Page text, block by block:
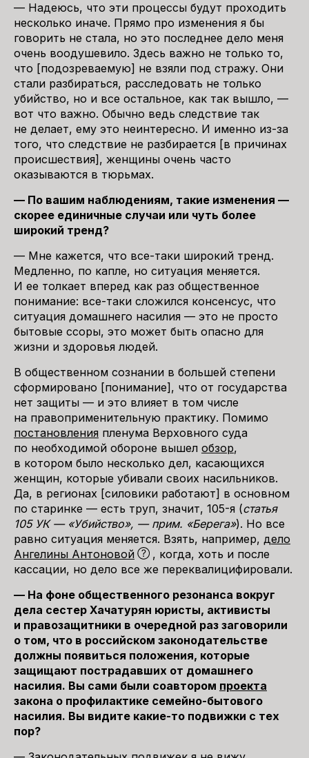
— Надеюсь, что эти процессы будут проходить
несколько иначе. Прямо про изменения я бы
говорить не стала, но это последнее дело меня
очень воодушевило. Здесь важно не только то,
что [подозреваемую] не взяли под стражу. Они
стали разбираться, расследовать не только
убийство, но и все остальное, как так вышло, —
вот что важно. Обычно ведь следствие так
не делает, ему это неинтересно. И именно из-за
того, что следствие не разбирается [в причинах
происшествия], женщины очень часто
оказываются в тюрьмах.
— По вашим наблюдениям, такие изменения —
скорее единичные случаи или чуть более
широкий тренд?
— Мне кажется, что все-таки широкий тренд.
Медленно, по капле, но ситуация меняется.
И ее толкает вперед как раз общественное
понимание: все-таки сложился консенсус, что
ситуация домашнего насилия — это не просто
бытовые ссоры, это может быть опасно для
жизни и здоровья людей.
В общественном сознании в большей степени
сформировано [понимание], что от государства
нет защиты — и это влияет в том числе
на правоприменительную практику. Помимо
постановления пленума Верховного суда
по необходимой обороне вышел обзор,
в котором было несколько дел, касающихся
женщин, которые убивали своих насильников.
Да, в регионах [силовики работают] в основном
по старинке — есть труп, значит, 105-я (статья
105 УК — «Убийство», — прим. «Берега»). Но все
равно ситуация меняется. Взять, например, дело
Ангелины Антоновой
, когда, хоть и после
кассации, но дело все же переквалицифировали.
— На фоне общественного резонанса вокруг
дела сестер Хачатурян юристы, активисты
и правозащитники в очередной раз заговорили
о том, что в российском законодательстве
должны появиться положения, которые
защищают пострадавших от домашнего
насилия. Вы сами были соавтором проекта
закона о профилактике семейно-бытового
насилия. Вы видите какие-то подвижки с тех
пор?